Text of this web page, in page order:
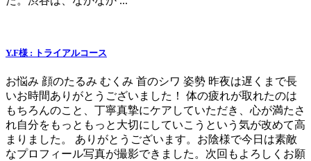
Y.F様 : トライアルコース
お悩みㅤ 顔のたるみ むくみ 首のシワ 姿勢 昨夜は遅くまで長
いお時間ありがとうございました！ㅤ 体の疲れが取れたのは
もちろんのこと、丁寧真摯にケアしていただき、心が満たさ
れ自分をもっともっと大切にしていこうという気が改めて高
まりました。 ありがとうございます。お陰様で今日は素敵
なプロフィール写真が撮影できました。次回もよろしくお願